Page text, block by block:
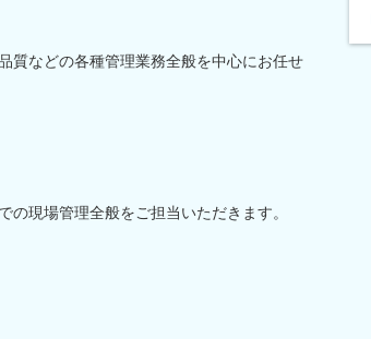
質などの各種管理業務全般を中心にお任せ
現場管理全般をご担当いただきます。